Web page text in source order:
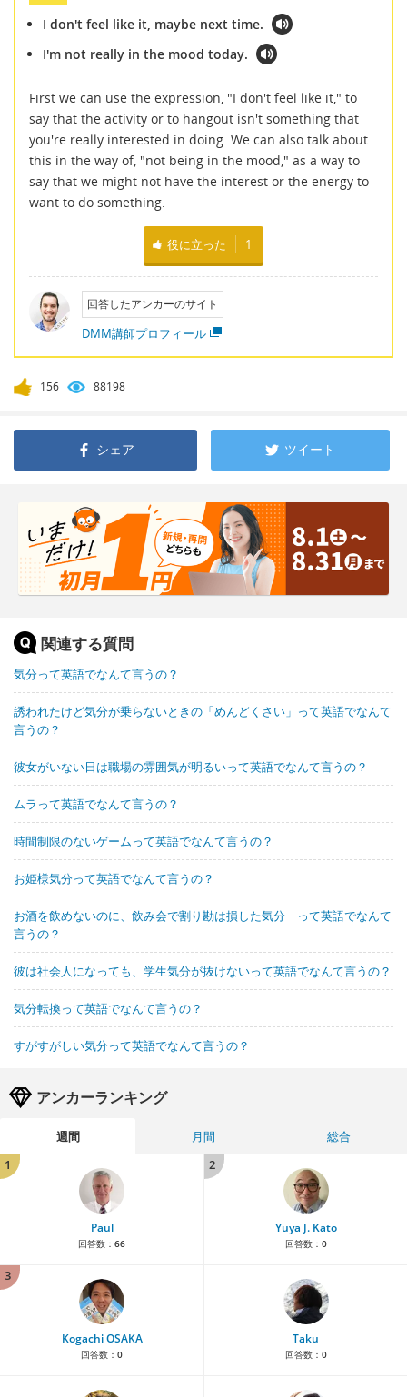
I don't feel like it, maybe next time.
I'm not really in the mood today.
First we can use the expression, "I don't feel like it," to
say that the activity or to hangout isn't something that
you're really interested in doing. We can also talk about
this in the way of, "not being in the mood," as a way to
say that we might not have the interest or the energy to
want to do something.
役に立った 1
回答したアンカーのサイト
DMM講師プロフィール
156 88198
シェア ツイート
関連する質問
気分って英語でなんて言うの？
誘われたけど気分が乗らないときの「めんどくさい」って英語でなんて
言うの？
彼女がいない日は職場の雰囲気が明るいって英語でなんて言うの？
ムラって英語でなんて言うの？
時間制限のないゲームって英語でなんて言うの？
お姫様気分って英語でなんて言うの？
お酒を飲めないのに、飲み会で割り勘は損した気分 って英語でなんて
言うの？
彼は社会人になっても、学生気分が抜けないって英語でなんて言うの？
気分転換って英語でなんて言うの？
すがすがしい気分って英語でなんて言うの？
アンカーランキング
週間 月間
総合
1
Paul
回答数： 66
2
Yuya J. Kato
回答数： 0
3
Kogachi OSAKA
回答数： 0
Taku
回答数： 0